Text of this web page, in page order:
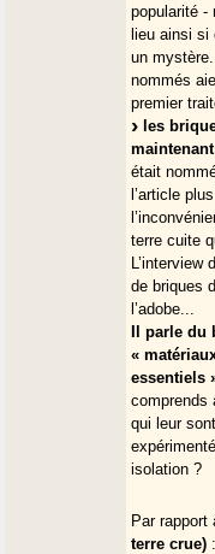
popularité -
lieu ainsi si
un
nommés
premier
les
était
l’article
terre cuite
de briques
l’adobe...
Il parle
«
essentiels
comprends
qui leur
isolation ?
Par rapport
terre crue) :